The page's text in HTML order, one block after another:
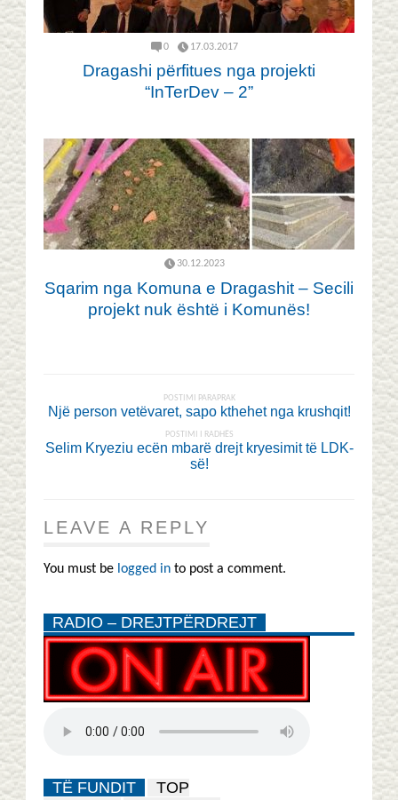
0 17.03.2017
Dragashi përfitues nga projekti
“InTerDev – 2”
30.12.2023
Sqarim nga Komuna e Dragashit – Secili
projekt nuk është i Komunës!
POSTIMI PARAPRAK
Një person vetëvaret, sapo kthehet nga krushqit!
POSTIMI I RADHËS
Selim Kryeziu ecën mbarë drejt kryesimit të LDK-
së!
LEAVE A REPLY
You must be logged in to post a comment.
RADIO – DREJTPËRDREJT
TË FUNDIT
TOP